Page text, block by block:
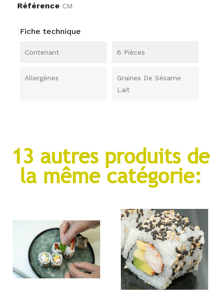
Référence CM
Fiche technique
Contenant 6 Pièces
Allergènes
Graines De Sésame
Lait
13 autres produits de
la même catégorie: